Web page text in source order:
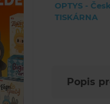
OPTYS -
TISKÁRNA
Popis